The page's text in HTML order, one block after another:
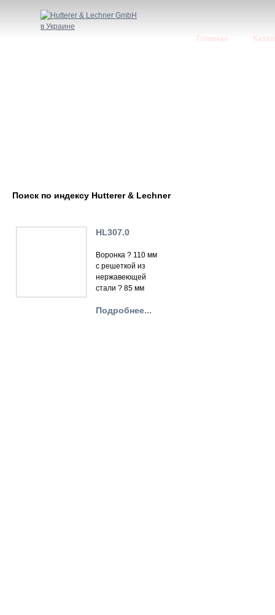
Главная
Поиск по индексу Hutterer & Lechner
HL307.0
Воронка ? 110 мм
с решеткой из
нержавеющей
стали ? 85 мм
Подробнее...